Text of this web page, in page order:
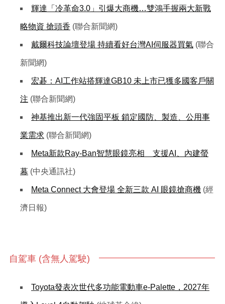
輝達「冷革命3.0」引爆大商機…雙鴻手握兩大新戰
略物資 搶頭香 (聯合新聞網)
戴爾科技論壇登場 持續看好台灣AI伺服器買氣 (聯合
新聞網)
宏碁：AI工作站搭輝達GB10 未上市已獲多國客戶關
注 (聯合新聞網)
神基推出新一代強固平板 鎖定國防、製造、公用事
業需求 (聯合新聞網)
Meta新款Ray-Ban智慧眼鏡亮相 支援AI、內建螢
幕 (中央通訊社)
Meta Connect 大會登場 全新三款 AI 眼鏡搶商機 (經
濟日報)
自駕車 (含無人駕駛)
Toyota發表次世代多功能電動車e-Palette，2027年